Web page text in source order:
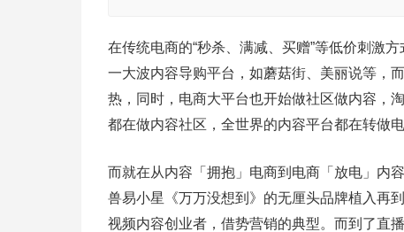
在传统电商的“秒杀、满减、买赠”等低价刺激
一大波内容导购平台，如蘑菇街、美丽说等，
热，同时，电商大平台也开始做社区做内容，
都在做内容社区，全世界的内容平台都在转做电
而就在从内容「拥抱」电商到电商「放电」内
兽易小星《万万没想到》的无厘头品牌植入再
视频内容创业者，借势营销的典型。而到了直